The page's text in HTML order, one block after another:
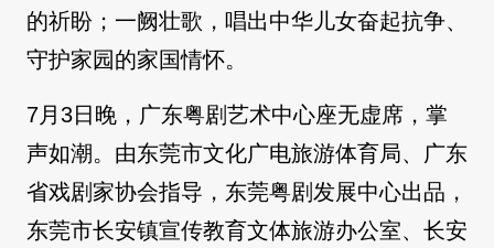
的祈盼；一阙壮歌，唱出中华儿女奋起抗争、
守护家园的家国情怀。
7月3日晚，广东粤剧艺术中心座无虚席，掌
声如潮。由东莞市文化广电旅游体育局、广东
省戏剧家协会指导，东莞粤剧发展中心出品，
东莞市长安镇宣传教育文体旅游办公室、长安